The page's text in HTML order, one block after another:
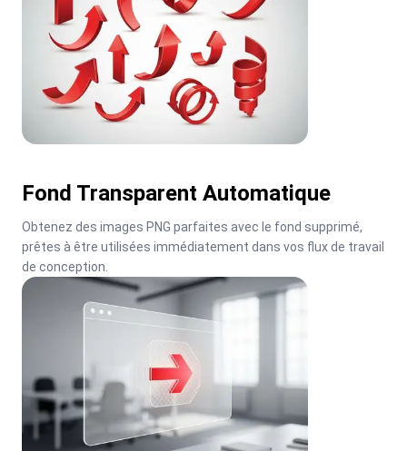
Fond Transparent Automatique
Obtenez des images PNG parfaites avec le fond supprimé,
prêtes à être utilisées immédiatement dans vos flux de travail
de conception.